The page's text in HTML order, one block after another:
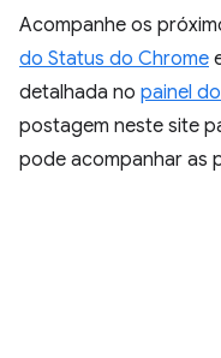
Acompanhe os
do Status do Chrome
detalhada no painel
postagem neste site
pode acompanhar as